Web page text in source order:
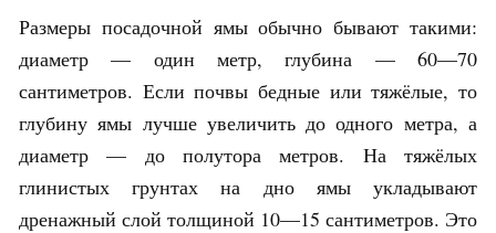
Размеры посадочной ямы обычно бывают такими:
диаметр — один метр, глубина — 60—70
сантиметров. Если почвы бедные или тяжёлые, то
глубину ямы лучше увеличить до одного метра, а
диаметр — до полутора метров. На тяжёлых
глинистых грунтах на дно ямы укладывают
дренажный слой толщиной 10—15 сантиметров. Это